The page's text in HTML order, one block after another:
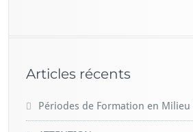
Articles récents
Périodes de Formation en Milieu